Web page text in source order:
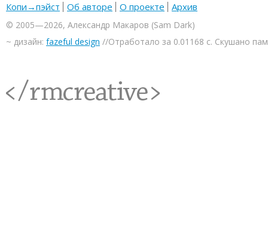
Копи→пэйст Об авторе О проекте Архив
© 2005—2026, Александр Макаров (Sam Dark)
~ дизайн: fazeful design //Отработало за 0.01168 с. Скушано
<rmcreative/>